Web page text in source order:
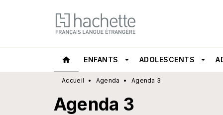
MENU RECHERCHE
home ENFANTS arrow_drop_down ADOLESCENTS arrow_drop_down
Accueil • Agenda • Agenda 3
Agenda 3